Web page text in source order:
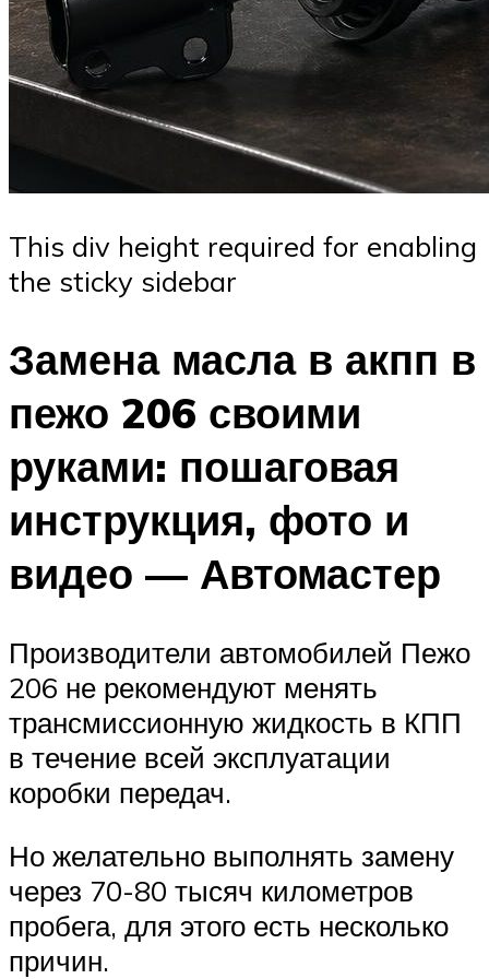
This div height required for enabling
the sticky sidebar
Замена масла в акпп в
пежо 206 своими
руками: пошаговая
инструкция, фото и
видео — Автомастер
Производители автомобилей Пежо
206 не рекомендуют менять
трансмиссионную жидкость в КПП
в течение всей эксплуатации
коробки передач.
Но желательно выполнять замену
через 70-80 тысяч километров
пробега, для этого есть несколько
причин.